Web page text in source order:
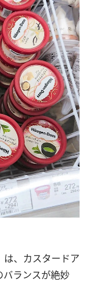
は、カスタードア
ランスが絶妙